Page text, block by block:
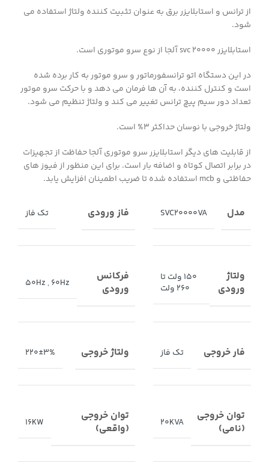
از ترانس و استابلایزر برق به عنوان تثبیت کننده ولتاژ استفاده می
شود.
استابلایزر svc 20000 آلجا از نوع سرو موتوری است.
در این دستگاه اتو ترانسفورماتور و سرو موتور به کار برده شده
است و کنترل کننده، به آن ها فرمان می دهد و با حرکت سرو موتور
تعداد دور سیم پیچ ترانس تغییر می کند و ولتاژ تنظیم می شود.
ولتاژ خروجی با نوسان حداکثر ۳% است.
از قابلیت های دیگر استابلایزر سرو موتوری آلجا حفاظت از تجهیزات
در برابر اتصال کوتاه و اضافه بار است. برای این منظور از فیوز های
حفاظتی و mcb استفاده شده تا ضریب اطمینان افزایش یابد.
مدل SVC20000VA فاز ورودی تک فاز
ولتاژ
ورودی
150 ولت تا
260 ولت
فرکانس
ورودی
50Hz , 60Hz
فار خروجی تک فاز ولتاژ خروجی 220±3%
توان خروجی
(نامی)
20KVA
توان خروجی
(واقعی)
16KW